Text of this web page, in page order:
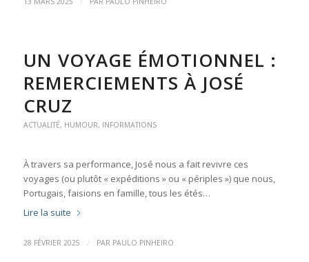
UN VOYAGE ÉMOTIONNEL :
REMERCIEMENTS À JOSÉ
CRUZ
ACTUALITÉ, HUMOUR, INFORMATIONS
À travers sa performance, José nous a fait revivre ces
voyages (ou plutôt « expéditions » ou « périples ») que nous,
Portugais, faisions en famille, tous les étés…
Lire la suite
28 FÉVRIER 2025 / PAR PAULO PINHEIRO